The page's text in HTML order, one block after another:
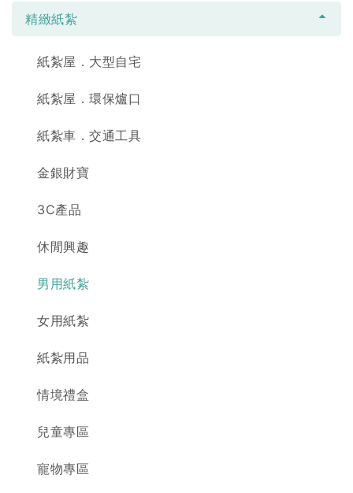
精緻紙紮
紙紮屋．大型自宅
紙紮屋．環保爐口
紙紮車．交通工具
金銀財寶
3C產品
休閒興趣
男用紙紮
女用紙紮
紙紮用品
情境禮盒
兒童專區
寵物專區